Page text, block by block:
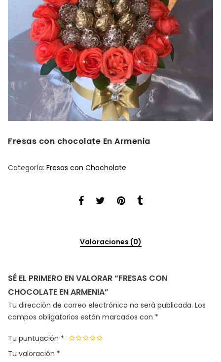
Fresas con chocolate En Armenia
Categoría: Fresas con Chocholate
Valoraciones (0)
SÉ EL PRIMERO EN VALORAR “FRESAS CON
CHOCOLATE EN ARMENIA”
Tu dirección de correo electrónico no será publicada. Los
campos obligatorios están marcados con *
Tu puntuación *
Tu valoración *